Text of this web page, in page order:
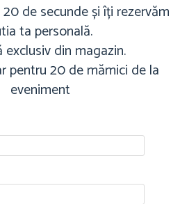
de secunde și îți rezervăm
ta personală.
exclusiv din magazin.
pentru 20 de mămici de la
eveniment